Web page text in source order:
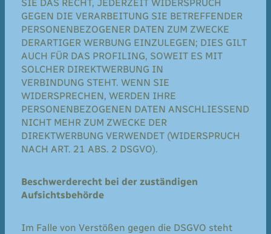
SIE DAS RECHT, JEDERZEIT WIDERSPRUCH
GEGEN DIE VERARBEITUNG SIE BETREFFENDER
PERSONENBEZOGENER DATEN ZUM ZWECKE
DERARTIGER WERBUNG EINZULEGEN; DIES GILT
AUCH FÜR DAS PROFILING, SOWEIT ES MIT
SOLCHER DIREKTWERBUNG IN
VERBINDUNG STEHT. WENN SIE
WIDERSPRECHEN, WERDEN IHRE
PERSONENBEZOGENEN DATEN ANSCHLIESSEND
NICHT MEHR ZUM ZWECKE DER
DIREKTWERBUNG VERWENDET (WIDERSPRUCH
NACH ART. 21 ABS. 2 DSGVO).
Beschwerderecht bei der zuständigen
Aufsichtsbehörde
Im Falle von Verstößen gegen die DSGVO steht